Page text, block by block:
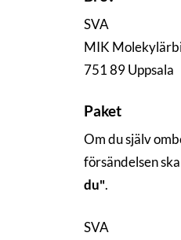
SVA
MIK
751 89 Uppsala
Paket
Om du själv
försändelsen
du".
SVA